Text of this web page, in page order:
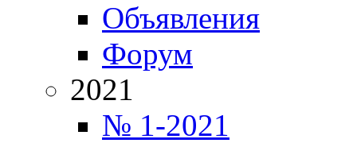
Объявления
Форум
2021
№ 1-2021